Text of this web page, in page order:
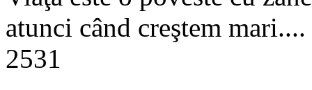
atunci când creştem mari....
2531